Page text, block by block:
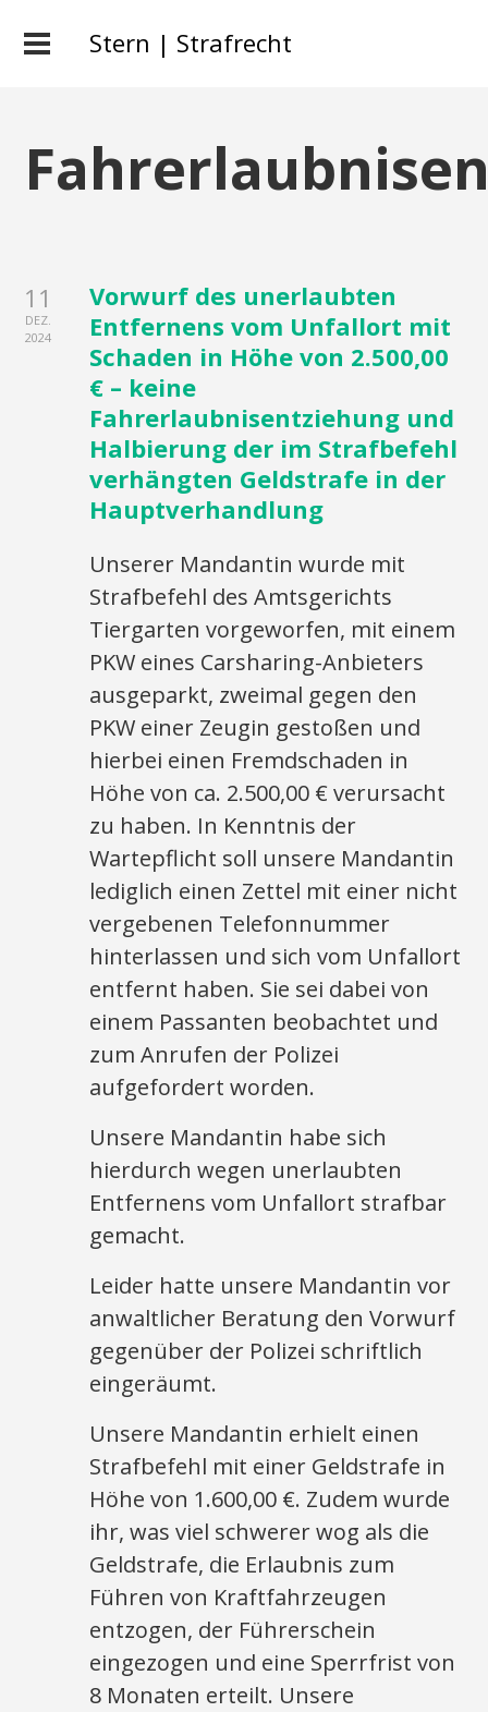
Stern | Strafrecht
11
DEZ.
2024
Vorwurf des unerlaubten
Entfernens vom Unfallort mit
Schaden in Höhe von 2.500,00
€ – keine
Fahrerlaubnisentziehung und
Halbierung der im Strafbefehl
verhängten Geldstrafe in der
Hauptverhandlung
Unserer Mandantin wurde mit
Strafbefehl des Amtsgerichts
Tiergarten vorgeworfen, mit einem
PKW eines Carsharing-Anbieters
ausgeparkt, zweimal gegen den
PKW einer Zeugin gestoßen und
hierbei einen Fremdschaden in
Höhe von ca. 2.500,00 € verursacht
zu haben. In Kenntnis der
Wartepflicht soll unsere Mandantin
lediglich einen Zettel mit einer nicht
vergebenen Telefonnummer
hinterlassen und sich vom Unfallort
entfernt haben. Sie sei dabei von
einem Passanten beobachtet und
zum Anrufen der Polizei
aufgefordert worden.
Unsere Mandantin habe sich
hierdurch wegen unerlaubten
Entfernens vom Unfallort strafbar
gemacht.
Leider hatte unsere Mandantin vor
anwaltlicher Beratung den Vorwurf
gegenüber der Polizei schriftlich
eingeräumt.
Unsere Mandantin erhielt einen
Strafbefehl mit einer Geldstrafe in
Höhe von 1.600,00 €. Zudem wurde
ihr, was viel schwerer wog als die
Geldstrafe, die Erlaubnis zum
Führen von Kraftfahrzeugen
entzogen, der Führerschein
eingezogen und eine Sperrfrist von
8 Monaten erteilt. Unsere